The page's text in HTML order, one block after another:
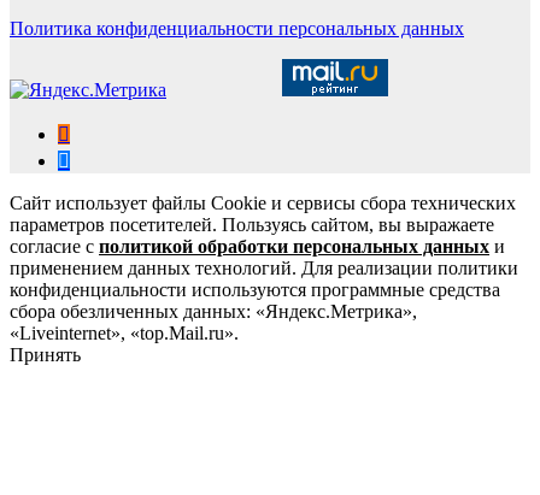
Политика конфиденциальности персональных данных
Сайт использует файлы Cookie и сервисы сбора технических
параметров посетителей. Пользуясь сайтом, вы выражаете
согласие с политикой обработки персональных данных и
применением данных технологий. Для реализации политики
конфиденциальности используются программные средства
сбора обезличенных данных: «Яндекс.Метрика»,
«Liveinternet», «top.Mail.ru».
Принять